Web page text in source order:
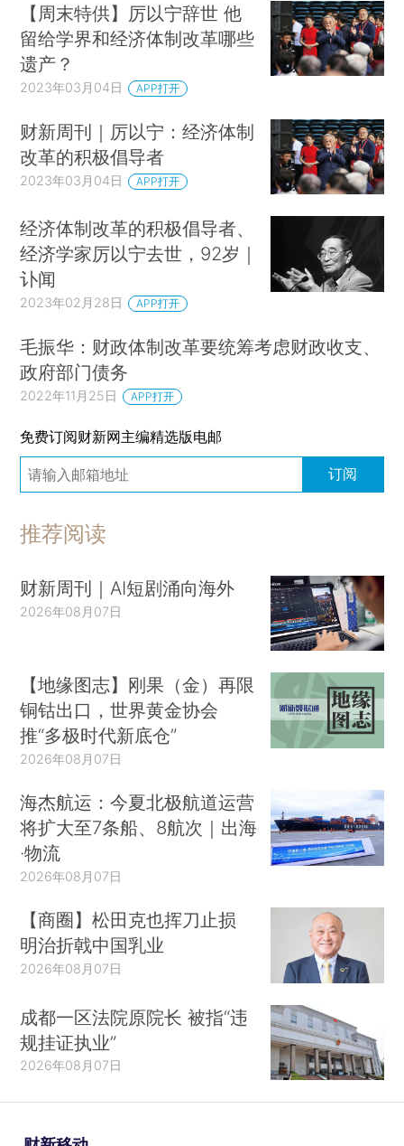
【周末特供】厉以宁辞世 他
留给学界和经济体制改革哪些
遗产？
2023年03月04日 APP打开
财新周刊｜厉以宁：经济体制
改革的积极倡导者
2023年03月04日 APP打开
经济体制改革的积极倡导者、
经济学家厉以宁去世，92岁｜
讣闻
2023年02月28日 APP打开
毛振华：财政体制改革要统筹考虑财政收支、
政府部门债务
2022年11月25日 APP打开
免费订阅财新网主编精选版电邮
订阅
推荐阅读
财新周刊｜AI短剧涌向海外
2026年08月07日
【地缘图志】刚果（金）再限
铜钴出口，世界黄金协会
推“多极时代新底仓”
2026年08月07日
海杰航运：今夏北极航道运营
将扩大至7条船、8航次｜出海
·物流
2026年08月07日
【商圈】松田克也挥刀止损
明治折戟中国乳业
2026年08月07日
成都一区法院原院长 被指“违
规挂证执业”
2026年08月07日